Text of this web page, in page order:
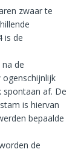
zwaar te
is de
de
ogenschijnlijk
spontaan af. De
is hiervan
bepaalde
de